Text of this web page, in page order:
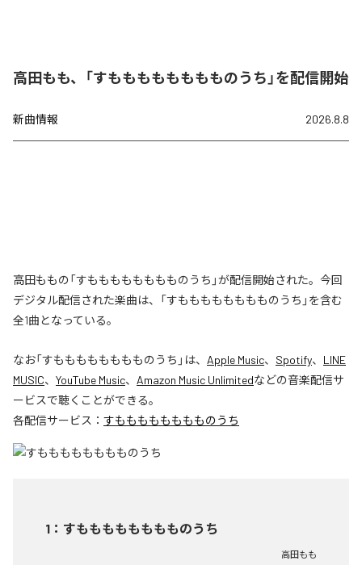
高田もも、「すもももももももものうち」を配信開始
新曲情報 2026.8.8
高田ももの「すもももももももものうち」が配信開始された。今回
デジタル配信された楽曲は、「すもももももももものうち」を含む
全1曲となっている。
なお「すもももももももものうち 」は、 Apple Music、 Spotify、 LINE
MUSIC、 YouTube Music、 Amazon Music Unlimitedなどの音楽配信サ
ービスで聴くことができる。
各配信サービス： すもももももももものうち
1 ： すもももももももものうち
高田もも